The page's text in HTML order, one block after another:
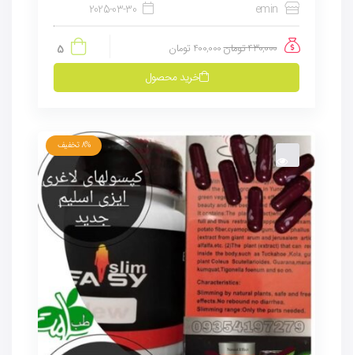
emin
2025-03-30
430,000تومان400,000 تومان
5
خرید محصول
8% تخفیف